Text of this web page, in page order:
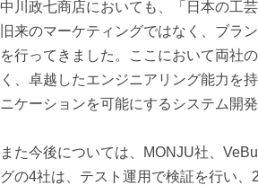
中川政七商店においても、「日本の工
旧来のマーケティングではなく、ブラ
を行ってきました。ここにおいて両社
く、卓越したエンジニアリング能力を
ニケーションを可能にするシステム開
また今後については、MONJU社、
グの4社は、テスト運用で検証を行い